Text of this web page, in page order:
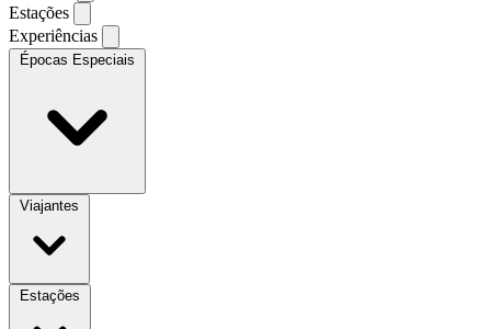
Estações
Experiências
Épocas Especiais
Viajantes
Estações